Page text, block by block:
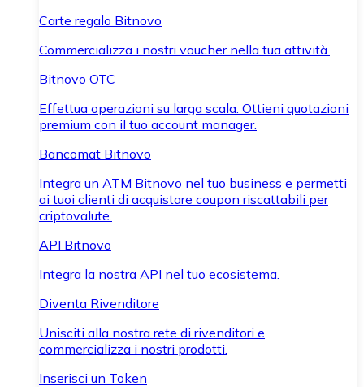
Carte regalo Bitnovo
Commercializza i nostri voucher nella tua attività.
Bitnovo OTC
Effettua operazioni su larga scala. Ottieni quotazioni
premium con il tuo account manager.
Bancomat Bitnovo
Integra un ATM Bitnovo nel tuo business e permetti
ai tuoi clienti di acquistare coupon riscattabili per
criptovalute.
API Bitnovo
Integra la nostra API nel tuo ecosistema.
Diventa Rivenditore
Unisciti alla nostra rete di rivenditori e
commercializza i nostri prodotti.
Inserisci un Token